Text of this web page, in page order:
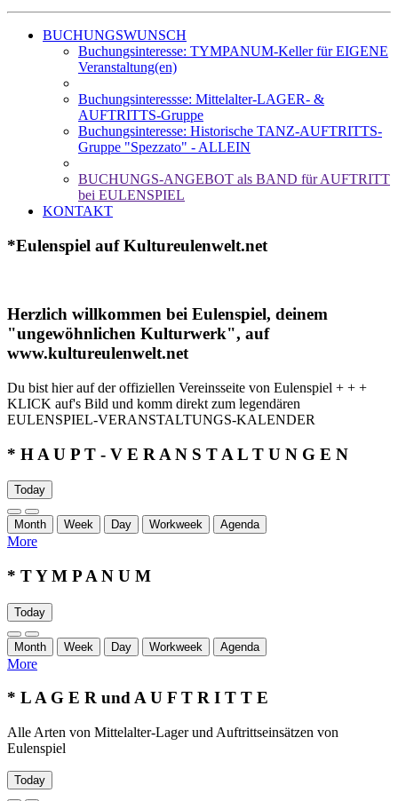
BUCHUNGSWUNSCH
Buchungsinteresse: TYMPANUM-Keller für EIGENE
Veranstaltung(en)
Buchungsinteressse: Mittelalter-LAGER- &
AUFTRITTS-Gruppe
Buchungsinteresse: Historische TANZ-AUFTRITTS-
Gruppe "Spezzato" - ALLEIN
BUCHUNGS-ANGEBOT als BAND für AUFTRITT
bei EULENSPIEL
KONTAKT
*Eulenspiel auf Kultureulenwelt.net
Herzlich willkommen bei Eulenspiel, deinem
"ungewöhnlichen Kulturwerk", auf
www.kultureulenwelt.net
Du bist hier auf der offiziellen Vereinsseite von Eulenspiel + + +
KLICK auf's Bild und komm direkt zum legendären
EULENSPIEL-VERANSTALTUNGS-KALENDER
* H A U P T - V E R A N S T A L T U N G E N
Today
Month Week Day Workweek Agenda
More
* T Y M P A N U M
Today
Month Week Day Workweek Agenda
More
* L A G E R und A U F T R I T T E
Alle Arten von Mittelalter-Lager und Auftrittseinsätzen von
Eulenspiel
Today